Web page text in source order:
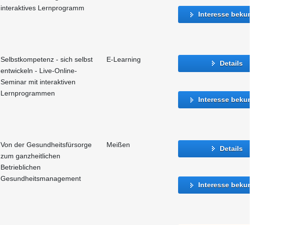
interaktives Lernprogramm
Interesse bekunden
Selbstkompetenz - sich selbst
entwickeln - Live-Online-
Seminar mit interaktiven
Lernprogrammen
E-Learning Details
Interesse bekunden
Von der Gesundheitsfürsorge
zum ganzheitlichen
Betrieblichen
Gesundheitsmanagement
Meißen Details
Interesse bekunden